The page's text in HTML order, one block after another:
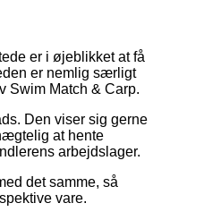
er i øjeblikket at få
er nemlig særligt
Swim Match & Carp.
Den viser sig gerne
at hente
arbejdslager.
det samme, så
vare.